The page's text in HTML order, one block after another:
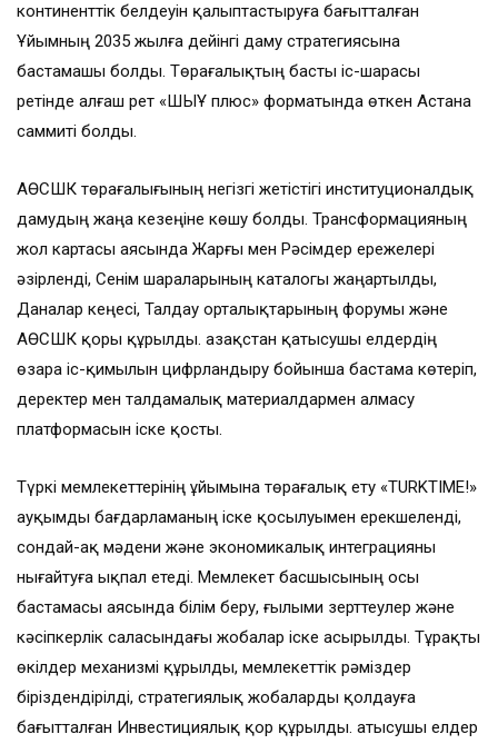
континенттік белдеуін қалыптастыруға бағытталған
Ұйымның 2035 жылға дейінгі даму стратегиясына
бастамашы болды. Төрағалықтың басты іс-шарасы
ретінде алғаш рет «ШЫҰ плюс» форматында өткен Астана
саммиті болды.
АӨСШК төрағалығының негізгі жетістігі институционалдық
дамудың жаңа кезеңіне көшу болды. Трансформацияның
жол картасы аясында Жарғы мен Рәсімдер ережелері
әзірленді, Сенім шараларының каталогы жаңартылды,
Даналар кеңесі, Талдау орталықтарының форумы және
АӨСШК қоры құрылды. Қазақстан қатысушы елдердің
өзара іс-қимылын цифрландыру бойынша бастама көтеріп,
деректер мен талдамалық материалдармен алмасу
платформасын іске қосты.
Түркі мемлекеттерінің ұйымына төрағалық ету «TURKTIME!»
ауқымды бағдарламаның іске қосылуымен ерекшеленді,
сондай-ақ мәдени және экономикалық интеграцияны
нығайтуға ықпал етеді. Мемлекет басшысының осы
бастамасы аясында білім беру, ғылыми зерттеулер және
кәсіпкерлік саласындағы жобалар іске асырылды. Тұрақты
өкілдер механизмі құрылды, мемлекеттік рәміздер
біріздендірілді, стратегиялық жобаларды қолдауға
бағытталған Инвестициялық қор құрылды. Қатысушы елдер